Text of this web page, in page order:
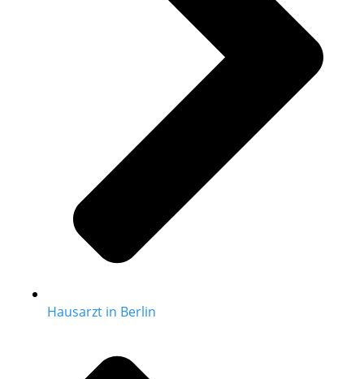
Hausarzt in Berlin